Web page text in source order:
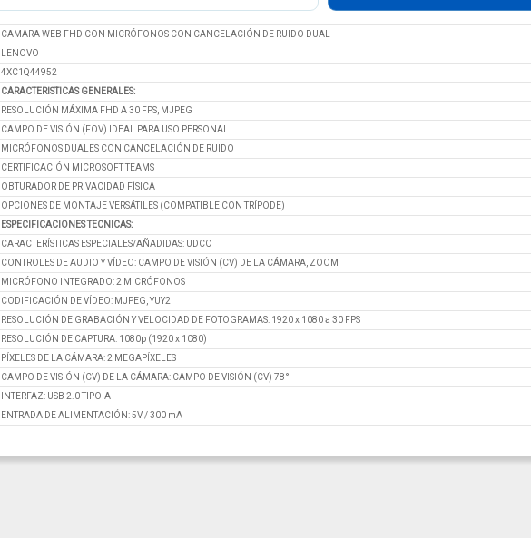
CAMARA WEB FHD CON MICRÓFONOS CON CANCELACIÓN DE RUIDO DUAL
LENOVO
4XC1Q44952
CARACTERISTICAS GENERALES:
RESOLUCIÓN MÁXIMA FHD A 30 FPS, MJPEG
CAMPO DE VISIÓN (FOV) IDEAL PARA USO PERSONAL
MICRÓFONOS DUALES CON CANCELACIÓN DE RUIDO
CERTIFICACIÓN MICROSOFT TEAMS
OBTURADOR DE PRIVACIDAD FÍSICA
OPCIONES DE MONTAJE VERSÁTILES (COMPATIBLE CON TRÍPODE)
ESPECIFICACIONES TECNICAS:
CARACTERÍSTICAS ESPECIALES/AÑADIDAS: UDCC
CONTROLES DE AUDIO Y VÍDEO: CAMPO DE VISIÓN (CV) DE LA CÁMARA, ZOOM
MICRÓFONO INTEGRADO: 2 MICRÓFONOS
CODIFICACIÓN DE VÍDEO: MJPEG, YUY2
RESOLUCIÓN DE GRABACIÓN Y VELOCIDAD DE FOTOGRAMAS: 1920 x 1080 a 30 FPS
RESOLUCIÓN DE CAPTURA: 1080p (1920 x 1080)
PÍXELES DE LA CÁMARA: 2 MEGAPÍXELES
CAMPO DE VISIÓN (CV) DE LA CÁMARA: CAMPO DE VISIÓN (CV) 78°
INTERFAZ: USB 2.0 TIPO-A
ENTRADA DE ALIMENTACIÓN: 5V / 300 mA